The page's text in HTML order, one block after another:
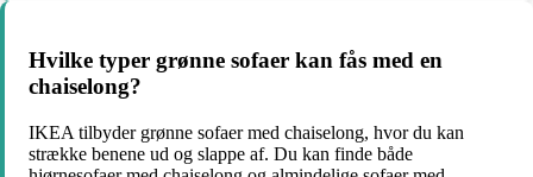
Hvilke typer grønne sofaer kan fås med en
chaiselong?
IKEA tilbyder grønne sofaer med chaiselong, hvor du kan
strække benene ud og slappe af. Du kan finde både